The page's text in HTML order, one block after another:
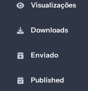
Visualizações
Downloads
Enviado
Published